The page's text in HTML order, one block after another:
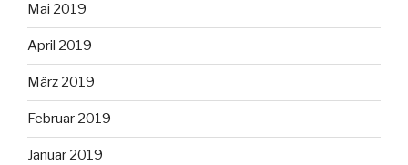
Mai 2019
April 2019
März 2019
Februar 2019
Januar 2019